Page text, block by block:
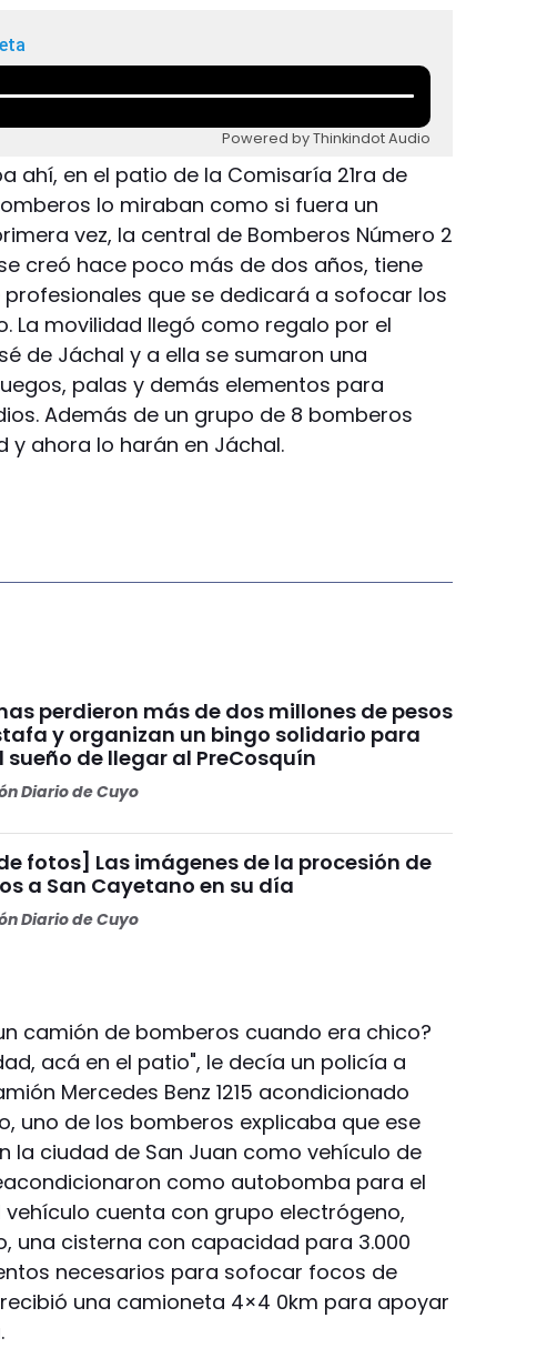
Powered by Thinkindot Audio
ahí, en el patio de la Comisaría 21ra de
lo miraban como si fuera un
vez, la central de Bomberos Número 2
creó hace poco más de dos años, tiene
que se dedicará a sofocar los
La movilidad llegó como regalo por el
de Jáchal y a ella se sumaron una
palas y demás elementos para
Además de un grupo de 8 bomberos
y ahora lo harán en Jáchal.
perdieron más de dos millones de pesos
y organizan un bingo solidario para
sueño de llegar al PreCosquín
Diario de Cuyo
fotos] Las imágenes de la procesión de
a San Cayetano en su día
Diario de Cuyo
camión de bomberos cuando era chico?
acá en el patio", le decía un policía a
Mercedes Benz 1215 acondicionado
uno de los bomberos explicaba que ese
la ciudad de San Juan como vehículo de
como autobomba para el
cuenta con grupo electrógeno,
una cisterna con capacidad para 3.000
necesarios para sofocar focos de
una camioneta 4×4 0km para apoyar